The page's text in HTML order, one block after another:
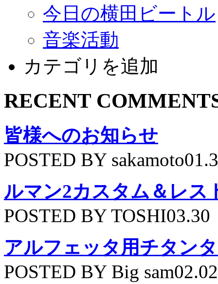
今日の横田ビートル
音楽活動
カテゴリを追加
RECENT
皆様へのお知らせ
POSTED BY
ルマン2カスタム＆レス
POSTED BY TOSHI03.30
アルフェッタ用チタン
POSTED BY Big sam02.02